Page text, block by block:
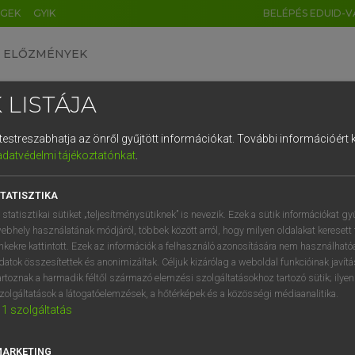
GYIK BELÉPÉS EDUID-
ELŐZMÉNYEK
egyetemes nagyszótár
VAN ELŐFIZETÉSED?
megtekintéséhez.
LISTÁJA
az önről gyűjtött információkat. További információért
tájékoztatónkat.
statisztikai sütiket „teljesítménysütiknek” is nevezik. Ezek a sütik információkat
használatának módjáról, többek között arról, hogy milyen oldalakat keresett
kattintott. Ezek az információk a felhasználó azonosítására nem
összesítettek és anonimizáltak. Céljuk kizárólag a weboldal funkcióinak
a harmadik féltől származó elemzési szolgáltatásokhoz tartozó sütik;
a látogatóelemzések, a hőtérképek és a közösségi médiaanalitika.
1 szolgáltatás
DE CN FR ES IT NL
1 2 3 4 5 6 7 8 9
q w e r t z u i
a s d f g h j k l é
í y x c v b n m , .